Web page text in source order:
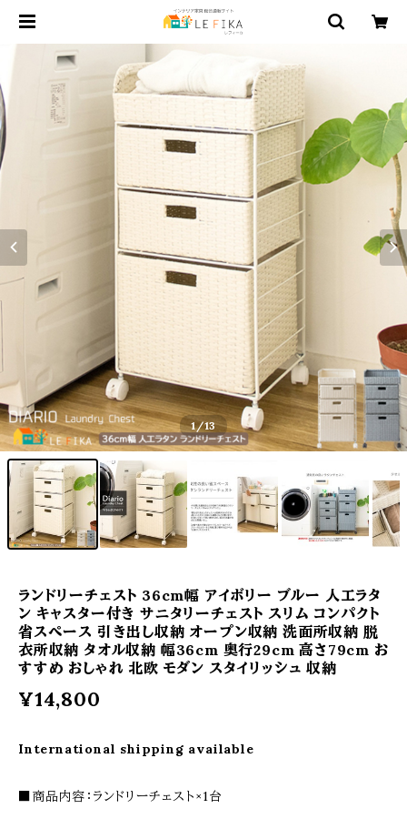
1/13
ランドリーチェスト 36cm幅 アイボリー ブルー 人工ラタ
ン キャスター付き サニタリーチェスト スリム コンパクト
省スペース 引き出し収納 オープン収納 洗面所収納 脱
衣所収納 タオル収納 幅36cm 奥行29cm 高さ79cm お
すすめ おしゃれ 北欧 モダン スタイリッシュ 収納
¥14,800
International shipping available
■商品内容：ランドリーチェスト×1台